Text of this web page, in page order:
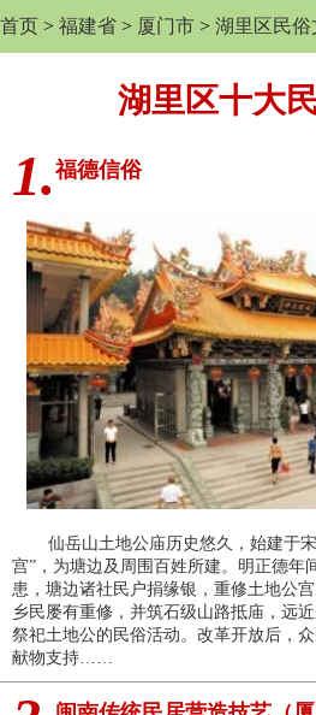
首页 > 福建省 > 厦门市 > 湖里区民俗
湖里区十大
1. 福德信俗
仙岳山土地公庙历史悠久，始建于宋
宫”，为塘边及周围百姓所建。明正德年
患，塘边诸社民户捐缘银，重修土地公
乡民屡有重修，并筑石级山路抵庙，远
祭祀土地公的民俗活动。改革开放后，
献物支持……